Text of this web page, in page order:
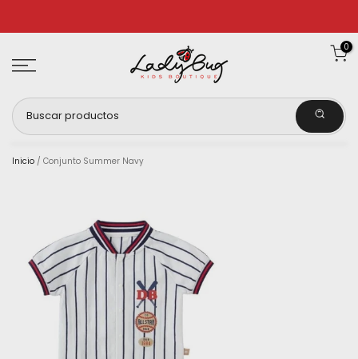
al
0
Inicio / Conjunto Summer Navy